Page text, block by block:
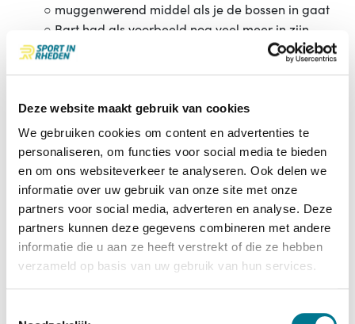
Deze website maakt gebruik van cookies
We gebruiken cookies om content en advertenties te
personaliseren, om functies voor social media te bieden
en om ons websiteverkeer te analyseren. Ook delen we
informatie over uw gebruik van onze site met onze
partners voor social media, adverteren en analyse. Deze
partners kunnen deze gegevens combineren met andere
informatie die u aan ze heeft verstrekt of die ze hebben
verzameld op basis van uw gebruik van hun services.
○ muggenwerend middel als je de bossen in gaat
○ Bart had als voorbeeld nog veel meer in zijn
rugzak, zoals reflecterende hesjes, een
batterypack voor de mobiele telefoon, lampjes,
Deelnemers hebben allereerst een eigen
verantwoordelijkheid voor hun eigen veiligheid en
benodigde spullen.
Voedingsadviezen. Groente (250 gram) en fruit (200
gram) elke dag is een belangrijk
onderdeel van een gezonde maaltijd.
Het calamiteitenplan. Wees voorbereid en weet wat
je moet doen in geval van nood. Je bent
niet strafbaar als je iemand reanimeert, die heeft